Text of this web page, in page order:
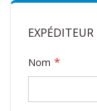
EXPÉDITEUR
Nom